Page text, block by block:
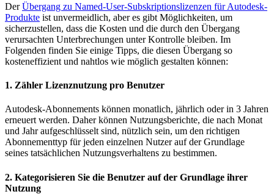
DerÜbergang zu Named-User-Subskriptionslizenzen für Autodesk-
Produkte ist unvermeidlich, aber es gibt Möglichkeiten, um
sicherzustellen, dass die Kosten und die durch den Übergang
verursachten Unterbrechungen unter Kontrolle bleiben. Im
Folgenden finden Sie einige Tipps, die diesen Übergang so
kosteneffizient und nahtlos wie möglich gestalten können:
1. Zähler Lizenznutzung pro Benutzer
Autodesk-Abonnements können monatlich, jährlich oder in 3 Jahren
erneuert werden. Daher können Nutzungsberichte, die nach Monat
und Jahr aufgeschlüsselt sind, nützlich sein, um den richtigen
Abonnementtyp für jeden einzelnen Nutzer auf der Grundlage
seines tatsächlichen Nutzungsverhaltens zu bestimmen.
2. Kategorisieren Sie die Benutzer auf der Grundlage ihrer
Nutzung